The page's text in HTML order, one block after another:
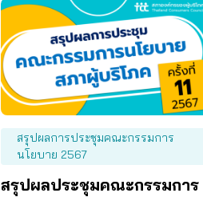
สรุปผลการประชุมคณะกรรมการ
นโยบาย 2567
สรุปผลประชุมคณะกรรมการ